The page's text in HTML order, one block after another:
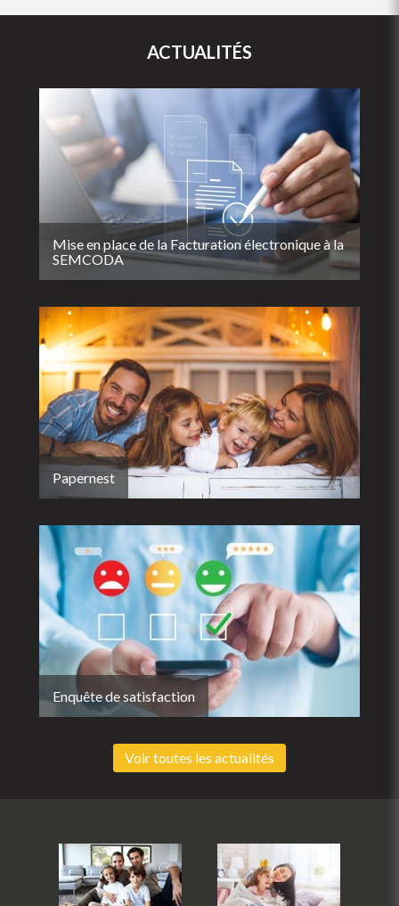
ACTUALITÉS
Mise en place de la Facturation électronique à la
SEMCODA
Papernest
Enquête de satisfaction
Voir toutes les actualités